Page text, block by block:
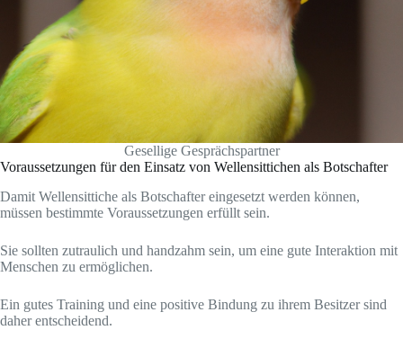
Gesellige Gesprächspartner
Voraussetzungen für den Einsatz von Wellensittichen als Botschafter
Damit Wellensittiche als Botschafter eingesetzt werden können,
müssen bestimmte Voraussetzungen erfüllt sein.
Sie sollten zutraulich und handzahm sein, um eine gute Interaktion mit
Menschen zu ermöglichen.
Ein gutes Training und eine positive Bindung zu ihrem Besitzer sind
daher entscheidend.